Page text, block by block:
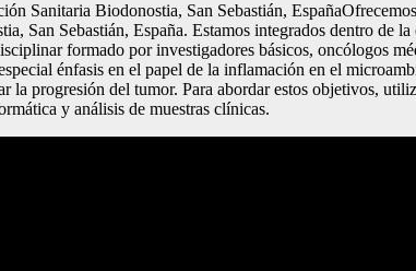
Sanitaria Biodonostia, San Sebastián,
San Sebastián, España. Estamos integrados dentro
formado por investigadores básicos, oncólogos
énfasis en el papel de la inflamación en el
la progresión del tumor. Para abordar estos objetivos,
y análisis de muestras clínicas.